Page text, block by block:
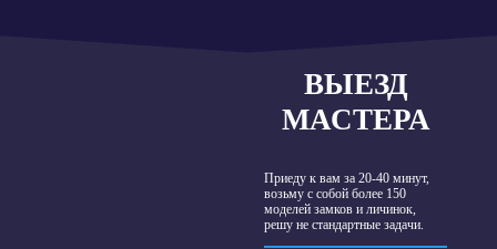
ВЫЕЗД
МАСТЕРА
Приеду к вам за 20-40 минут,
возьму с собой более 150
моделей замков и личинок,
решу не стандартные задачи.